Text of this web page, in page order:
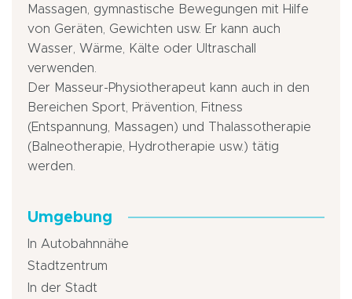
Massagen, gymnastische Bewegungen mit Hilfe
von Geräten, Gewichten usw. Er kann auch
Wasser, Wärme, Kälte oder Ultraschall
verwenden.
Der Masseur-Physiotherapeut kann auch in den
Bereichen Sport, Prävention, Fitness
(Entspannung, Massagen) und Thalassotherapie
(Balneotherapie, Hydrotherapie usw.) tätig
werden.
Umgebung
In Autobahnnähe
Stadtzentrum
In der Stadt